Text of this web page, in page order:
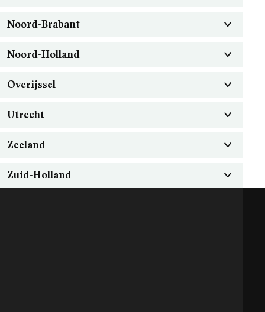
Noord-Brabant
Noord-Holland
Overijssel
Utrecht
Zeeland
Zuid-Holland